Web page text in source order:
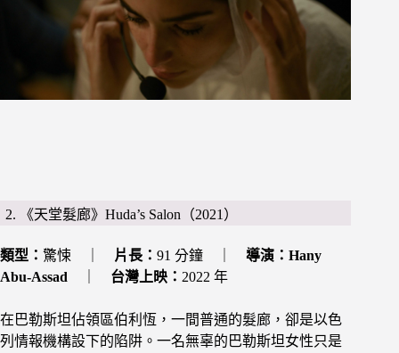
2. 《天堂髮廊》Huda’s Salon（2021）
類型： 驚悚 ｜ 片長： 91 分鐘 ｜ 導演： Hany
Abu-Assad
台灣上映： 2022 年
在巴勒斯坦佔領區伯利恆，一間普通的髮廊，卻是以色
列情報機構設下的陷阱。一名無辜的巴勒斯坦女性只是